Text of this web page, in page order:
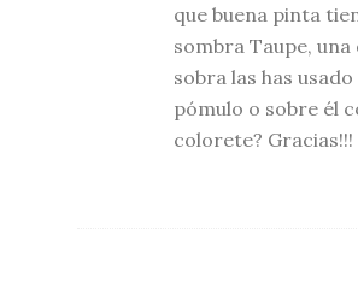
que buena pinta
sombra Taupe, una
sobra las has
pómulo o sobre él
colorete? Gracias!!!